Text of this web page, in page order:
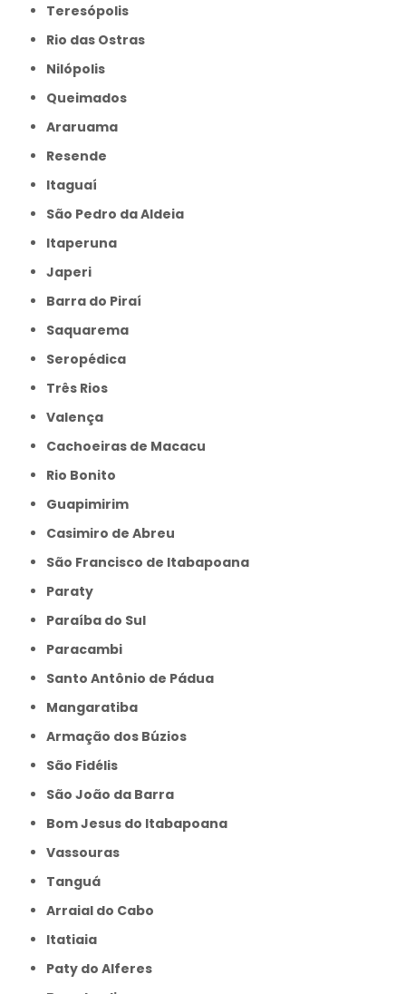
Teresópolis
Rio das Ostras
Nilópolis
Queimados
Araruama
Resende
Itaguaí
São Pedro da Aldeia
Itaperuna
Japeri
Barra do Piraí
Saquarema
Seropédica
Três Rios
Valença
Cachoeiras de Macacu
Rio Bonito
Guapimirim
Casimiro de Abreu
São Francisco de Itabapoana
Paraty
Paraíba do Sul
Paracambi
Santo Antônio de Pádua
Mangaratiba
Armação dos Búzios
São Fidélis
São João da Barra
Bom Jesus do Itabapoana
Vassouras
Tanguá
Arraial do Cabo
Itatiaia
Paty do Alferes